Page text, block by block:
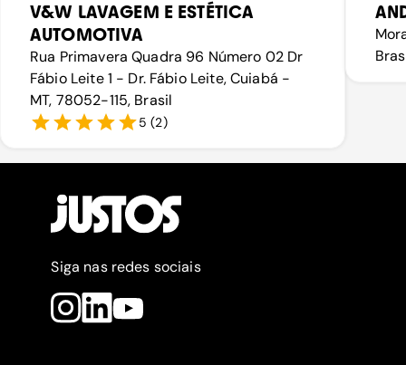
V&W LAVAGEM E ESTÉTICA
AUTOMOTIVA
Rua Primavera Quadra 96 Número 02 Dr
Fábio Leite 1 - Dr. Fábio Leite, Cuiabá -
MT, 78052-115, Brasil
5 (2)
Siga nas redes sociais